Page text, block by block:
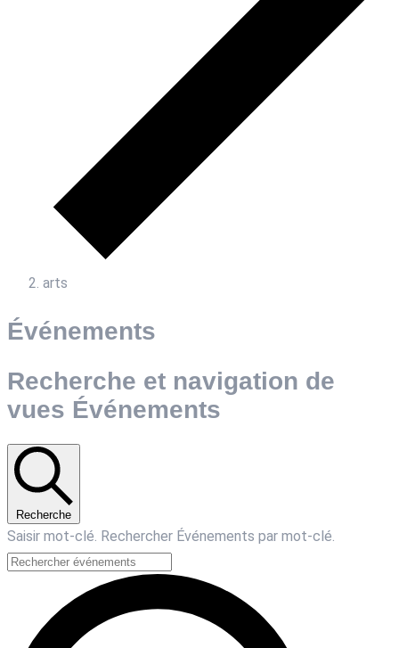
arts
Événements
Recherche et navigation de
vues Événements
Recherche
Saisir mot-clé. Rechercher Événements par mot-clé.